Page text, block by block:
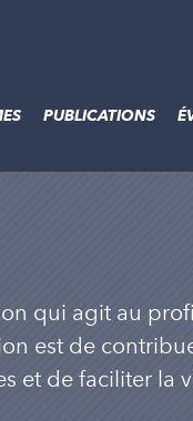
PUBLICATIONS
qui agit au
est de
et de faciliter la